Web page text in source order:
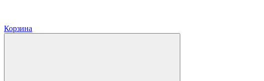
Корзина